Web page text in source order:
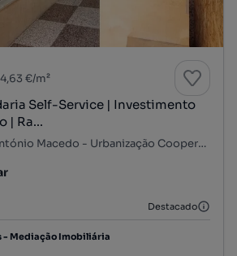
€/m²
Self-Service | Investimento
| Ra...
Alameda Doutor António Macedo - Urbanização Cooperativa da Prelada, Prelada - Monte dos Burgos, Ramalde, Porto, Porto
Destacado
- Mediação Imobiliária